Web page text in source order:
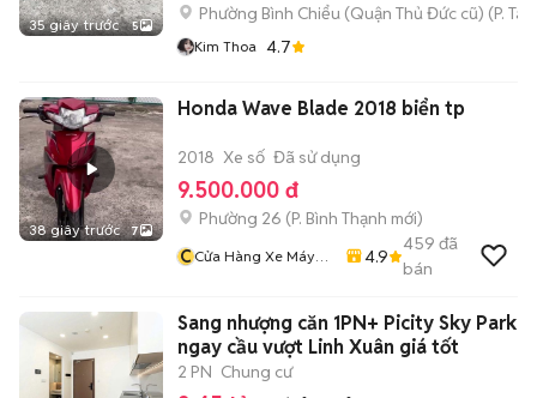
35 giây trước 5
Phường Bình Chiểu (Quận Thủ Đức cũ) (P.
Kim Thoa 4.7
38 giây trước 7
Honda Wave Blade 2018 biển tp
2018 Xe số Đã sử dụng
9.500.000 đ
Phường 26 (P. Bình Thạnh mới)
CCửa Hàng Xe Máy
4.9
459 đã
bán
Sang nhượng căn 1PN+ Picity Sky Park
ngay cầu vượt Linh Xuân giá tốt
2 PN Chung cư